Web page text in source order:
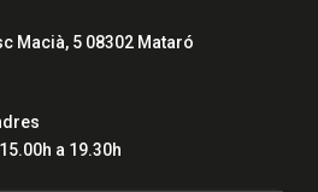
Macià, 5 08302 Mataró
a 19.30h